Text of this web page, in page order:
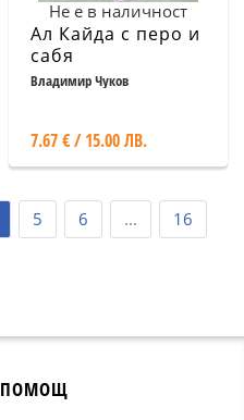
Не е в наличност
Ал Кайда с перо и
сабя
Владимир Чуков
7.67 € / 15.00 ЛВ.
5 6 ... 16
ПОМОЩ